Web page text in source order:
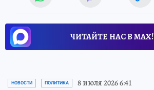
ЧИТАЙТЕ НАС В МАХ!
НОВОСТИ ПОЛИТИКА 8 июля 2026 6:41